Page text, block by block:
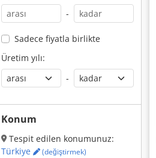
-
Sadece fiyatla birlikte
Üretim yılı:
-
Konum
Tespit edilen konumunuz:
Türkiye
(değiştirmek)